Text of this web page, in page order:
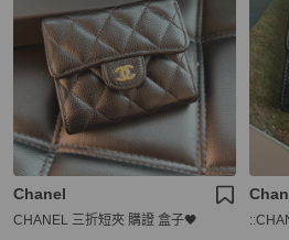
Chanel
CHANEL 三折短夾 購證 盒子🖤